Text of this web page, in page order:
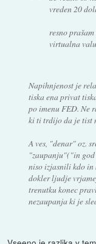
vreden 20
resno
virtualna
Napihnjenost je
tiska ena privat
po imenu FED. Ne
ki ti trdijo da je tist
A ves, "denar" oz.
"zaupanju"("in god
niso izjasnili kdo in
dokler ljudje
trenutku konec
nezaupanja ki je